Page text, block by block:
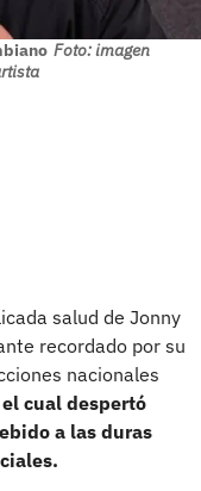
Foto: imagen
salud de Jonny
recordado por su
nacionales
cual despertó
a las duras